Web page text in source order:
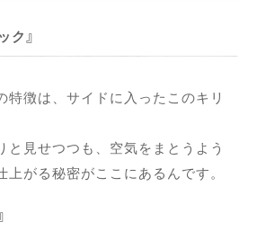
ク
特徴は、サイドに入ったこのキリ
と見せつつも、空気をまとうよう
がる秘密がここにあるんです。